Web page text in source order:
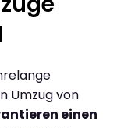
Umzug von
einen